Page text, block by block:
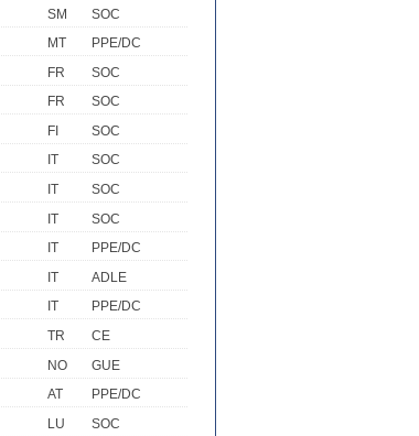
SM
SOC
MT
PPE/DC
FR
SOC
FR
SOC
FI
SOC
IT
SOC
IT
SOC
IT
SOC
IT
PPE/DC
IT
ADLE
IT
PPE/DC
TR
CE
NO
GUE
AT
PPE/DC
LU
SOC